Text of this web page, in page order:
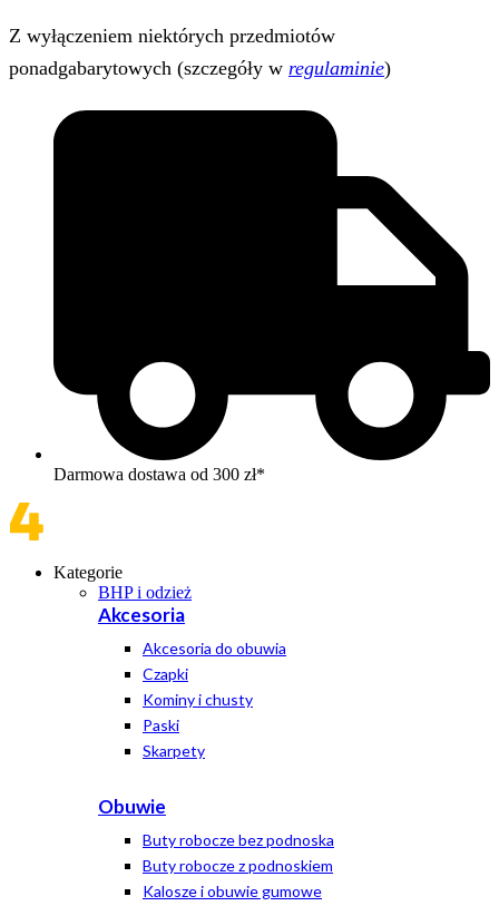
Z wyłączeniem niektórych przedmiotów
ponadgabarytowych (szczegóły w regulaminie)
Darmowa dostawa od 300 zł*
Kategorie
BHP i odzież
Akcesoria
Akcesoria do obuwia
Czapki
Kominy i chusty
Paski
Skarpety
Obuwie
Buty robocze bez podnoska
Buty robocze z podnoskiem
Kalosze i obuwie gumowe